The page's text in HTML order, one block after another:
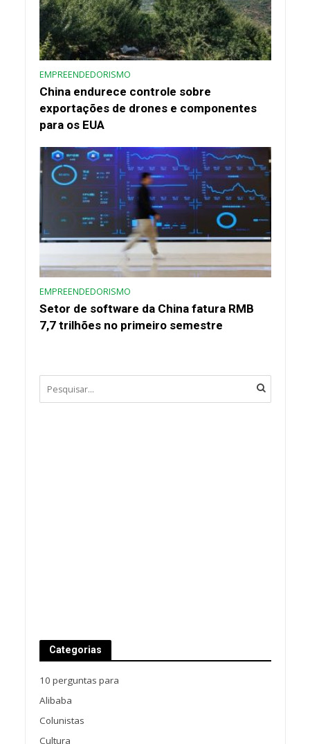
EMPREENDEDORISMO
China endurece controle sobre
exportações de drones e componentes
para os EUA
EMPREENDEDORISMO
Setor de software da China fatura RMB
7,7 trilhões no primeiro semestre
Categorias
10 perguntas para
Alibaba
Colunistas
Cultura